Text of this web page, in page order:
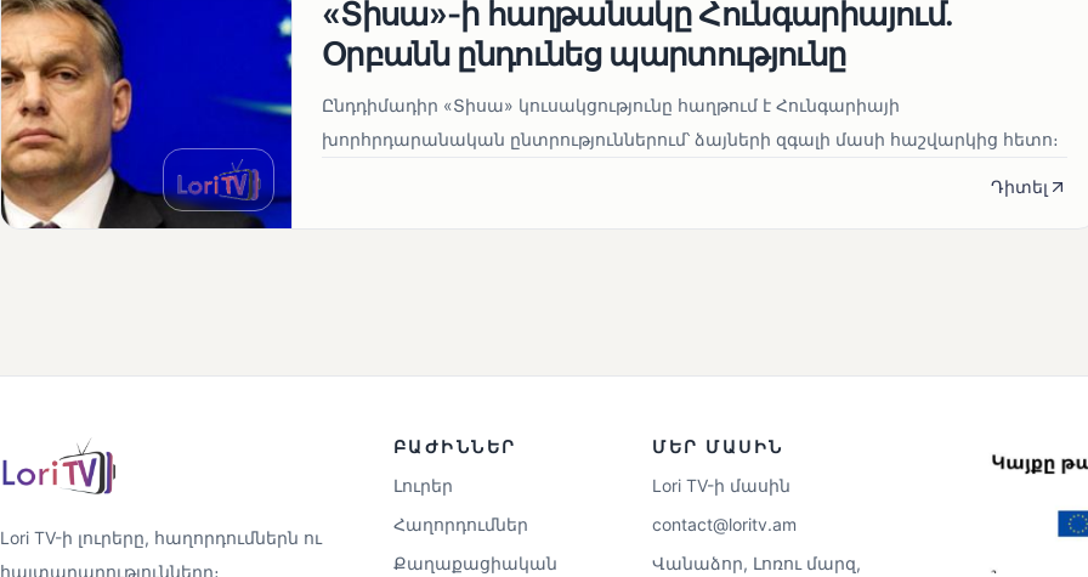
«Տիսա»-ի հաղթանակը Հունգարիայում․
Օրբանն ընդունեց պարտությունը
Ընդդիմադիր «Տիսա» կուսակցությունը հաղթում է Հունգարիայի
խորհրդարանական ընտրություններում՝ ձայների զգալի մասի հաշվարկից հետո։
Դիտել
Lori TV-ի լուրերը, հաղորդումներն ու
հայտարարությունները։
ԲԱԺԻՆՆԵՐ
Լուրեր
Հաղորդումներ
Քաղաքացիական
ՄԵՐ ՄԱՍԻՆ
Lori TV-ի մասին
contact@loritv.am
Վանաձոր, Լոռու մարզ,